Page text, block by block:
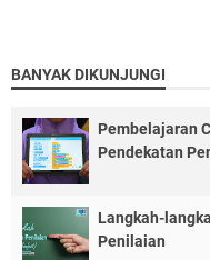
BANYAK DIKUNJUNGI
Pembelajaran
Pendekatan
Langkah-
Penilaian